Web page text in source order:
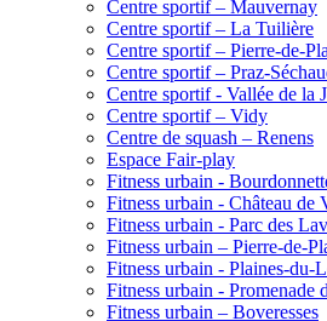
Centre sportif – Mauvernay
Centre sportif – La Tuilière
Centre sportif – Pierre-de-
Centre sportif – Praz-
Centre sportif - Vallée de la
Centre sportif – Vidy
Centre de squash – Renens
Espace Fair-play
Fitness urbain -
Fitness urbain - Château de
Fitness urbain - Parc des
Fitness urbain – Pierre-de-
Fitness urbain - Plaines-du-
Fitness urbain - Promenade
Fitness urbain – Boveresses